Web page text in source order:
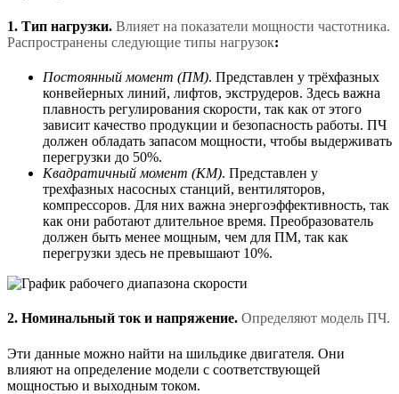
1. Тип нагрузки. Влияет на показатели мощности частотника.
Распространены следующие типы нагрузок:
Постоянный момент (ПМ). Представлен у трёхфазных
конвейерных линий, лифтов, экструдеров. Здесь важна
плавность регулирования скорости, так как от этого
зависит качество продукции и безопасность работы. ПЧ
должен обладать запасом мощности, чтобы выдерживать
перегрузки до 50%.
Квадратичный момент (КМ). Представлен у
трехфазных насосных станций, вентиляторов,
компрессоров. Для них важна энергоэффективность, так
как они работают длительное время. Преобразователь
должен быть менее мощным, чем для ПМ, так как
перегрузки здесь не превышают 10%.
2. Номинальный ток и напряжение. Определяют модель ПЧ.
Эти данные можно найти на шильдике двигателя. Они
влияют на определение модели с соответствующей
мощностью и выходным током.